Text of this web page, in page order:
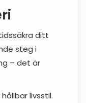
ditt
steg i
– det är
livsstil.